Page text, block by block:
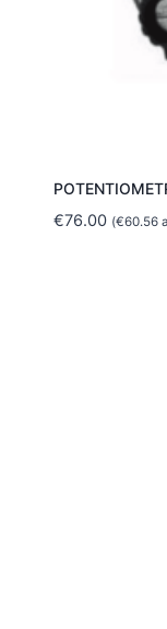
€76.00 (€60.56